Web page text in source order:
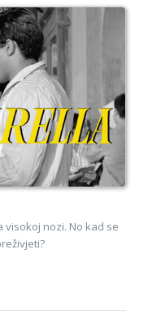
visokoj nozi. No kad se